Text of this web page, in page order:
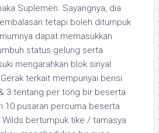
Suplemen. Sayangnya, dia
tetapi boleh ditumpuk
dapat memasukkan
status gelung serta
mengarahkan blok sinyal
terkait mempunyai berisi
3 tentang per tong bir beserta
10 pusaran percuma beserta
bertumpuk tike / tamasya